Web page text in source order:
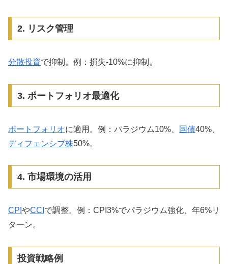
2. リスク管理
分散投資で抑制。例：損失-10%に抑制。
3. ポートフォリオ最適化
ポートフォリオに適用。例：パラジウム10%、 国債40%、
ディフェンシブ株50%。
4. 市場環境の活用
CPI やCCI で調整。例：CPI3%でパラジウム強化、年6%リ
ターン。
投資戦略例